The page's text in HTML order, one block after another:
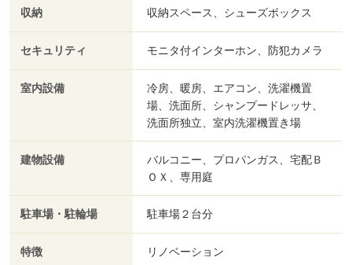
収納 収納スペース、シューズボックス
セキュリティ モニタ付インターホン、防犯カメラ
室内設備
冷房、暖房、エアコン、洗濯機置
場、洗面所、シャンプードレッサ、
洗面所独立、室内洗濯機置き場
建物設備
バルコニー、プロパンガス、宅配Ｂ
ＯＸ、専用庭
駐車場・駐輪場 駐車場２台分
特徴 リノベーション